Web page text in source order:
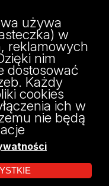
(ADE):
używa
w
reklamowych
nim
dostosować
Każdy
cookies
ich w
nie będą